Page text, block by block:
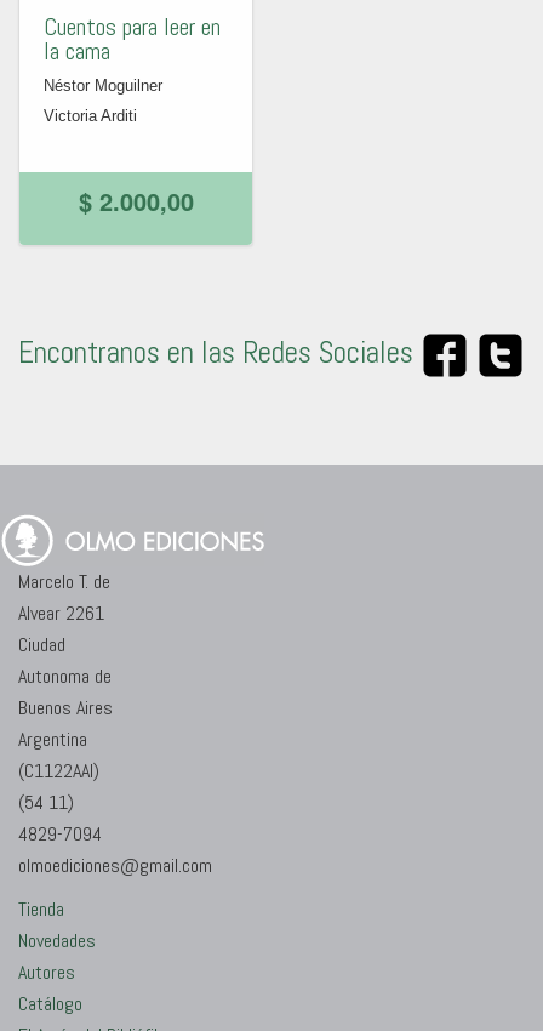
Cuentos para leer en
la cama
Néstor Moguilner
Victoria Arditi
$ 2.000,00
Encontranos en las Redes Sociales
Marcelo T. de
Alvear 2261
Ciudad
Autonoma de
Buenos Aires
Argentina
(C1122AAI)
(54 11)
4829-7094
olmoediciones@gmail.com
Tienda
Novedades
Autores
Catálogo